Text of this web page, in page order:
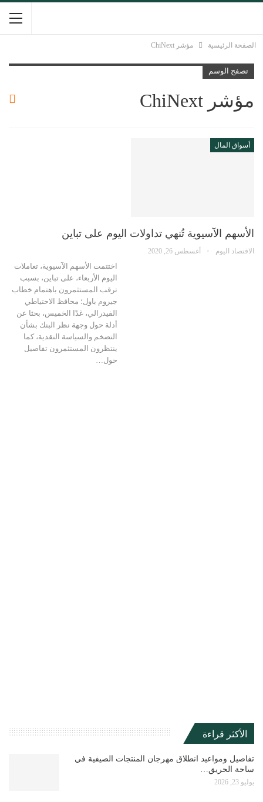
الصفحة الرئيسية مؤشر ChiNext
تصفح الوسم
مؤشر ChiNext
أسواق المال
الأسهم الآسيوية تُنهي تداولات اليوم على تباين
الاقتصاد اليوم أغسطس 26, 2020
اختتمت الأسهم الآسيوية، تعاملات
اليوم الأربعاء، على تباين، بسبب
ترقب المستثمرون باهتمام خطاب
جيروم باول؛ محافظ الاحتياطي
الفيدرالي، غدًا الخميس، بحثا عن
أدلة حول وجهة نظر البنك بشأن
التضخم والسياسة النقدية، كما
ينتظرون المستثمرون تفاصيل
حول…
الأكثر قراءة
تفاصيل ومواعيد انطلاق مهرجان المنتجات الصيفية في
ساحة الحريق…
يوليو 23, 2026